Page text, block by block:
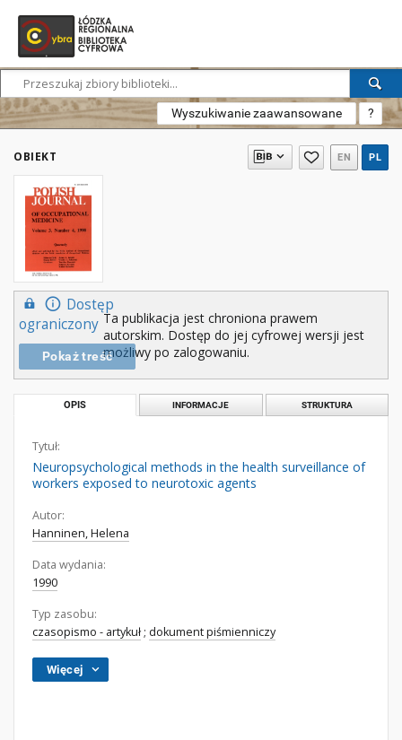
Wyszukiwanie zaawansowane ?
OBIEKT EN PL
Dostęp
ograniczony
Pokaż treść
Ta publikacja jest chroniona prawem
autorskim. Dostęp do jej cyfrowej wersji jest
możliwy po zalogowaniu.
OPIS INFORMACJE STRUKTURA
Tytuł:
Neuropsychological methods in the health surveillance of
workers exposed to neurotoxic agents
Autor:
Hanninen, Helena
Data wydania:
1990
Typ zasobu:
czasopismo - artykuł ; dokument piśmienniczy
Więcej